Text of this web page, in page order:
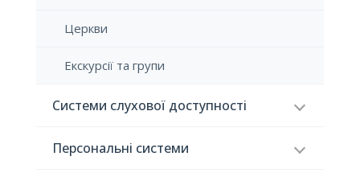
Церкви
Екскурсії та групи
Системи слухової доступності
Персональні системи